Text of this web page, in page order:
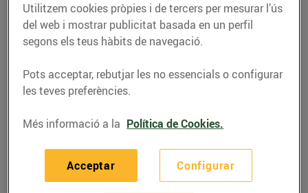
RECEPTES
Recepta de canapès de
Utilitzem cookies pròpies i de tercers per mesurar l’ús
del web i mostrar publicitat basada en un perfil
segons els teus hàbits de navegació.
Pots acceptar, rebutjar les no essencials o configurar
les teves preferències.
Més informació a la Política de Cookies.
Configurar
Acceptar